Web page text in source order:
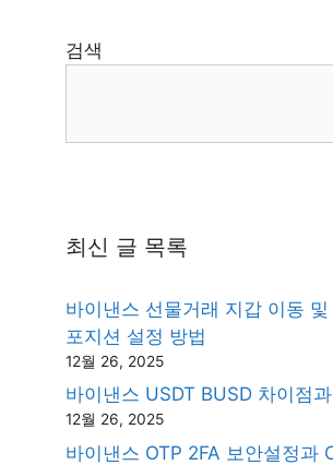
검색
최신 글 목록
바이낸스 선물거래 지갑 이동 및
포지션 설정 방법
12월 26, 2025
바이낸스 USDT BUSD 차이점
12월 26, 2025
바이낸스 OTP 2FA 보안설정과